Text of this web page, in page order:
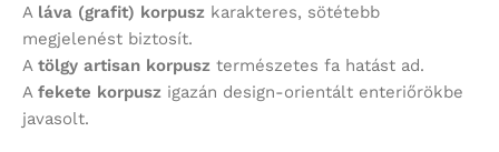
A láva (grafit) korpusz karakteres, sötétebb
megjelenést biztosít.
A tölgy artisan korpusz természetes fa hatást ad.
A fekete korpusz igazán design-orientált enteriőrökbe
javasolt.